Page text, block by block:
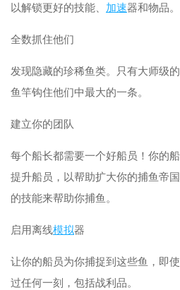
以解锁更好的技能、 加速器和物品。
全数抓住他们
发现隐藏的珍稀鱼类。只有大师级
鱼竿钩住他们中最大的一条。
建立你的团队
每个船长都需要一个好船员！你的
提升船员，以帮助扩大你的捕鱼帝
的技能来帮助你捕鱼。
启用离线模拟器
让你的船员为你捕捉到这些鱼，即
过任何一刻，包括战利品。